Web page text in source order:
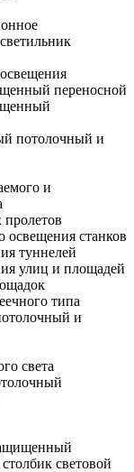
переносной
потолочный и
и
освещения станков
туннелей
улиц и площадей
типа
и
света
световой